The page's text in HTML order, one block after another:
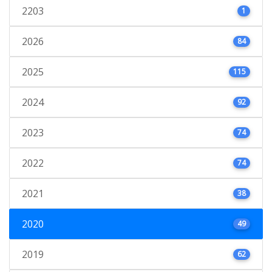
2203 1
2026 84
2025 115
2024 92
2023 74
2022 74
2021 38
2020 49
2019 62